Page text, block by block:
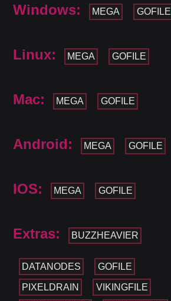
Windows: MEGA GOFILE
Linux: MEGA GOFILE
Mac: MEGA GOFILE
Android: MEGA GOFILE
IOS: MEGA GOFILE
Extras: BUZZHEAVIER
DATANODES GOFILE
PIXELDRAIN VIKINGFILE